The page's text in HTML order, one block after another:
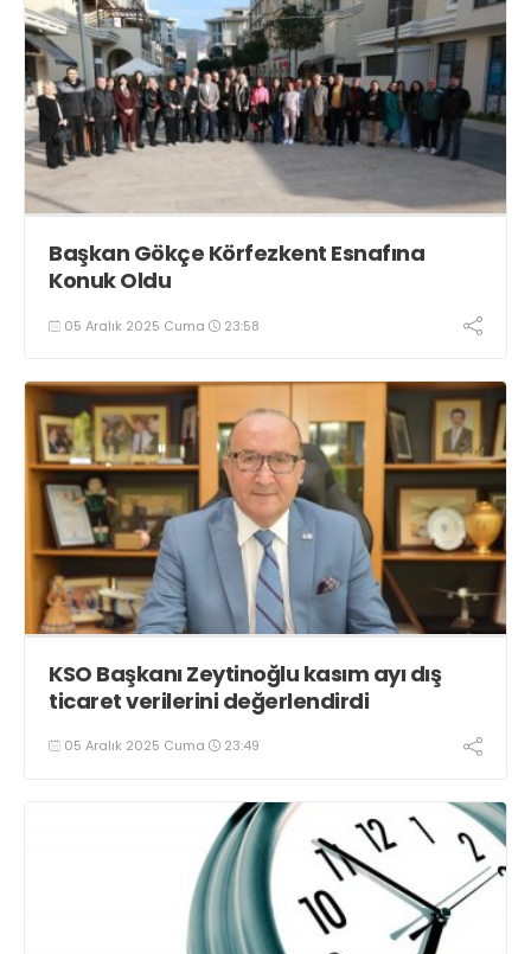
Başkan Gökçe Körfezkent Esnafına
Konuk Oldu
05 Aralık 2025 Cuma 23:58
KSO Başkanı Zeytinoğlu kasım ayı dış
ticaret verilerini değerlendirdi
05 Aralık 2025 Cuma 23:49